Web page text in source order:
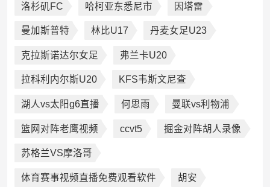
洛杉矶FC 哈柯亚东悉尼市 因塔雷
曼加斯普特 林比U17 丹麦女足U23
克拉斯诺达尔女足 弗兰卡U20
拉科利内尔斯U20 KFS韦斯文尼查
湖人vs太阳g6直播 何思雨 曼联vs利物浦
篮网对阵老鹰视频 ccvt5 掘金对阵胡人录像
苏格兰VS摩洛哥
体育赛事视频直播免费观看软件 胡安